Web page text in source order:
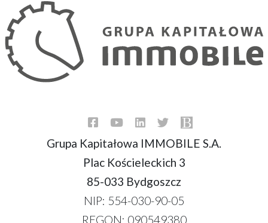
Grupa Kapitałowa IMMOBILE S.A.
Plac Kościeleckich 3
85-033 Bydgoszcz
NIP: 554-030-90-05
REGON: 090549380